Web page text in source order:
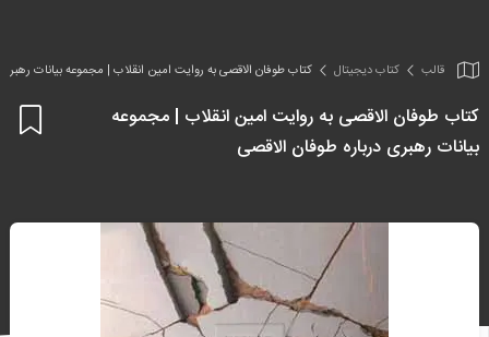
قالب کتاب دیجیتال کتاب طوفان الاقصی به روایت امین انقلاب | مجموعه بیانات رهبری
کتاب طوفان الاقصی به روایت امین انقلاب | مجموعه
بیانات رهبری درباره طوفان الاقصی